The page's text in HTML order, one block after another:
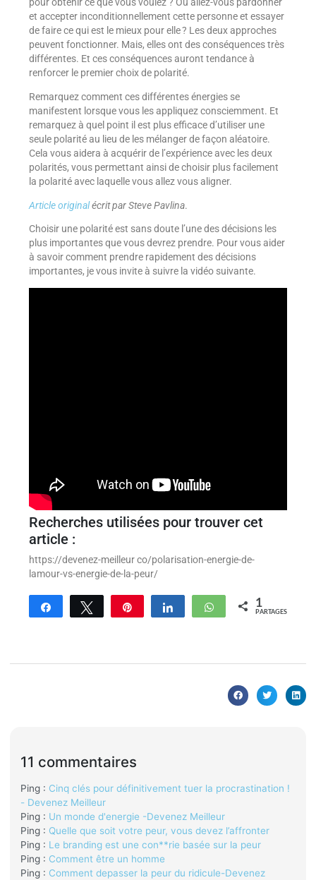
pour obtenir ce que vous voulez ? Ou allez-vous pardonner
et accepter inconditionnellement cette personne et essayer
de faire ce qui est le mieux pour elle ? Les deux approches
peuvent fonctionner. Mais, elles ont des conséquences très
différentes. Et ces conséquences auront tendance à
renforcer le premier choix de polarité.
Remarquez comment ces différentes énergies se
manifestent lorsque vous les appliquez consciemment. Et
remarquez à quel point il est plus efficace d’utiliser une
seule polarité au lieu de les mélanger de façon aléatoire.
Cela vous aidera à acquérir de l’expérience avec les deux
polarités, vous permettant ainsi de choisir plus facilement
la polarité avec laquelle vous allez vous aligner.
Article originalécrit par Steve Pavlina.
Choisir une polarité est sans doute l’une des décisions les
plus importantes que vous devrez prendre. Pour vous aider
à savoir comment prendre rapidement des décisions
importantes, je vous invite à suivre la vidéo suivante.
Recherches utilisées pour trouver cet
article :
https://devenez-meilleur co/polarisation-energie-de-
lamour-vs-energie-de-la-peur/
Partagez Tweetez Enregistrer Partagez WhatsApp
1
PARTAGES
11 commentaires
Ping : Cinq clés pour définitivement tuer la procrastination !
- Devenez Meilleur
Ping : Un monde d'energie -Devenez Meilleur
Ping : Quelle que soit votre peur, vous devez l’affronter
Ping : Le branding est une con**rie basée sur la peur
Ping : Comment être un homme
Ping : Comment depasser la peur du ridicule-Devenez